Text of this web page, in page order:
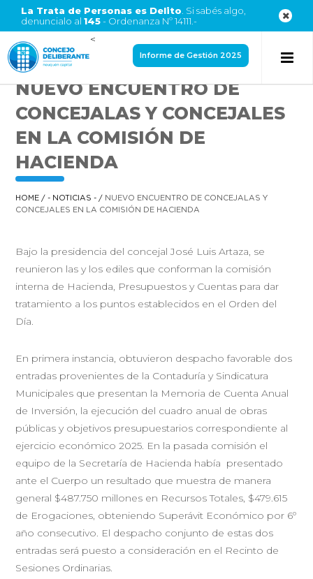
La Trata de Personas es Delito . Si sabés algo,
denuncialo al 145- Ordenanza Nº 14111.-
<
Informe de Gestión 2025
NUEVO ENCUENTRO DE
CONCEJALAS Y CONCEJALES
EN LA COMISIÓN DE
HACIENDA
HOME /- NOTICIAS - / NUEVO ENCUENTRO DE CONCEJALAS Y
CONCEJALES EN LA COMISIÓN DE HACIENDA
Bajo la presidencia del concejal José Luis Artaza, se
reunieron las y los ediles que conforman la comisión
interna de Hacienda, Presupuestos y Cuentas para dar
tratamiento a los puntos establecidos en el Orden del
Día.
En primera instancia, obtuvieron despacho favorable dos
entradas provenientes de la Contaduría y Sindicatura
Municipales que presentan la Memoria de Cuenta Anual
de Inversión, la ejecución del cuadro anual de obras
públicas y objetivos presupuestarios correspondiente al
ejercicio económico 2025. En la pasada comisión el
equipo de la Secretaría de Hacienda había presentado
ante el Cuerpo un resultado que muestra de manera
general $487.750 millones en Recursos Totales, $479.615
de Erogaciones, obteniendo Superávit Económico por 6º
año consecutivo. El despacho conjunto de estas dos
entradas será puesto a consideración en el Recinto de
Sesiones Ordinarias.